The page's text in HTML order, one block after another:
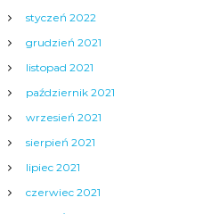
styczeń 2022
grudzień 2021
listopad 2021
październik 2021
wrzesień 2021
sierpień 2021
lipiec 2021
czerwiec 2021